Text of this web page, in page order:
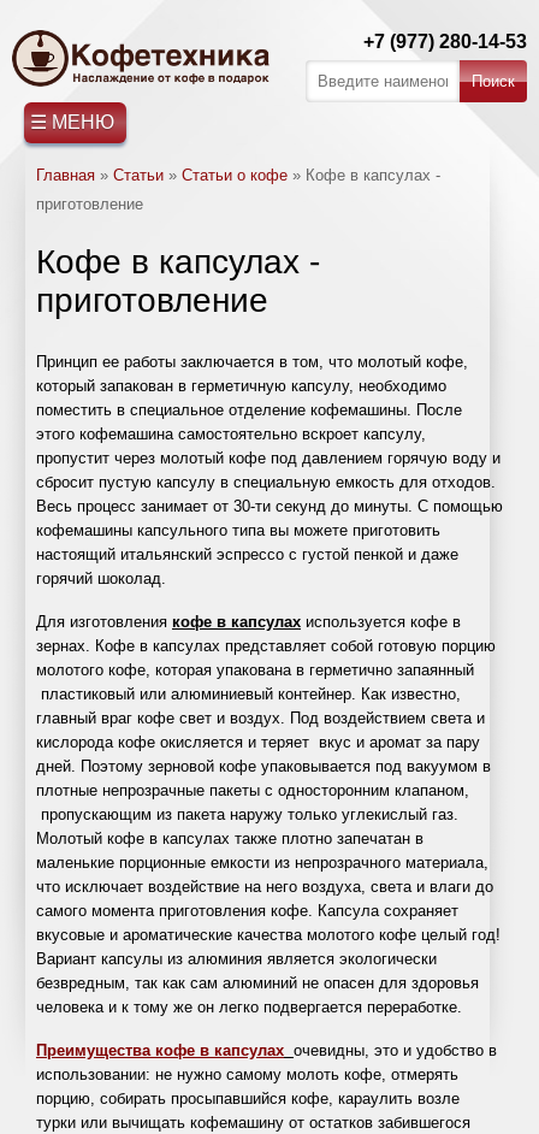
+7 (977) 280-14-53
ГЛАВНАЯ
КОФЕМАШИНЫ
Saeco
Nivona
Gaggia
Franke
Caffitaly
Cimbali
Schaerer
РЕМОНТ
КОФЕМАШИН
Ремонт
кофемашин
Saeco
Ремонт
кофемашин
кофемашин
Gaggia
кофемашин
Franke
Ремонт
кофемашин
Delonghi
Обслуживание
Наши
АРЕНДА
КОФЕМАШИН
ФИЛЬТРЫ
ВОДЫ
Обслуживание
пурифайеров
СТАТЬИ
Статьи
Статьи
кофемашинах
информация
Статьи
КОМПАНИИ
КОНТАКТЫ
☰ МЕНЮ
Главная » Статьи » Статьи о кофе » Кофе в капсулах -
приготовление
Кофе в капсулах -
приготовление
Принцип ее работы заключается в том, что молотый кофе,
который запакован в герметичную капсулу, необходимо
поместить в специальное отделение кофемашины. После
этого кофемашина самостоятельно вскроет капсулу,
пропустит через молотый кофе под давлением горячую воду и
сбросит пустую капсулу в специальную емкость для отходов.
Весь процесс занимает от 30-ти секунд до минуты. С помощью
кофемашины капсульного типа вы можете приготовить
настоящий итальянский эспрессо с густой пенкой и даже
горячий шоколад.
Для изготовления кофе в капсулах используется кофе в
зернах. Кофе в капсулах представляет собой готовую порцию
молотого кофе, которая упакована в герметично запаянный
пластиковый или алюминиевый контейнер. Как известно,
главный враг кофе свет и воздух. Под воздействием света и
кислорода кофе окисляется и теряет вкус и аромат за пару
дней. Поэтому зерновой кофе упаковывается под вакуумом в
плотные непрозрачные пакеты с односторонним клапаном,
пропускающим из пакета наружу только углекислый газ.
Молотый кофе в капсулах также плотно запечатан в
маленькие порционные емкости из непрозрачного материала,
что исключает воздействие на него воздуха, света и влаги до
самого момента приготовления кофе. Капсула сохраняет
вкусовые и ароматические качества молотого кофе целый год!
Вариант капсулы из алюминия является экологически
безвредным, так как сам алюминий не опасен для здоровья
человека и к тому же он легко подвергается переработке.
Преимущества кофе в капсулах очевидны, это и удобство в
использовании: не нужно самому молоть кофе, отмерять
порцию, собирать просыпавшийся кофе, караулить возле
турки или вычищать кофемашину от остатков забившегося